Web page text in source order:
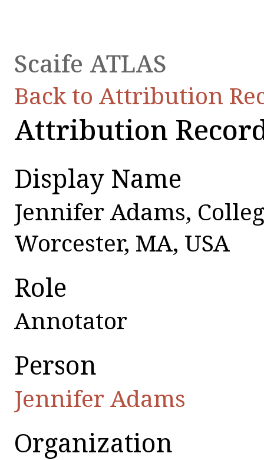
Scaife ATLAS
Back to Attribution
Attribution
Display Name
Jennifer Adams,
Worcester, MA, USA
Role
Annotator
Person
Jennifer Adams
Organization